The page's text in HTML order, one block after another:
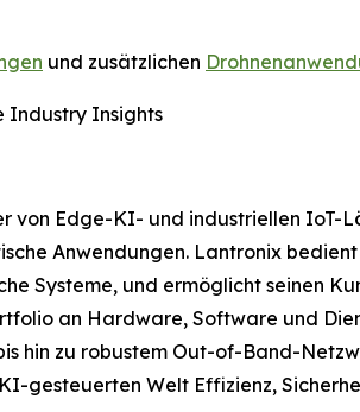
und zusätzlichen
Industry Insights
von Edge-KI- und industriellen IoT-
Anwendungen. Lantronix
Systeme, und ermöglicht seinen
an Hardware, Software und
hin zu robustem Out-of-Band-
gesteuerten Welt Effizienz,